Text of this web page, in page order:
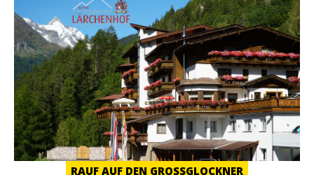
RAUF AUF DEN GROSSGLOCKNER